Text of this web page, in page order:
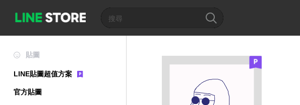
貼圖
LINE貼圖超值方案
官方貼圖